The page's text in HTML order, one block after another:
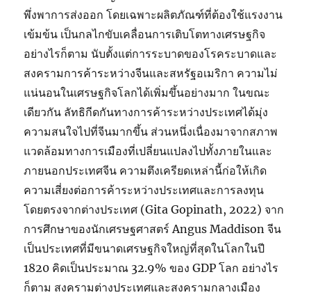
พึ่งพาการส่งออก โดยเฉพาะผลิตภัณฑ์ที่ต้องใช้แรงงาน
เข้มข้น เป็นกลไกขับเคลื่อนการเติบโตทางเศรษฐกิจ
อย่างไรก็ตาม นับตั้งแต่การระบาดของโรคระบาดและ
สงครามการค้าระหว่างจีนและสหรัฐอเมริกา ความไม่
แน่นอนในเศรษฐกิจโลกได้เพิ่มขึ้นอย่างมาก ในขณะ
เดียวกัน ลัทธิกีดกันทางการค้าระหว่างประเทศได้มุ่ง
ความสนใจไปที่จีนมากขึ้น ส่วนหนึ่งเนื่องมาจากสภาพ
แวดล้อมทางการเมืองที่เปลี่ยนแปลงไปทั้งภายในและ
ภายนอกประเทศจีน ความตึงเครียดเหล่านี้ก่อให้เกิด
ความเสี่ยงต่อการค้าระหว่างประเทศและการลงทุน
โดยตรงจากต่างประเทศ (Gita Gopinath, 2022) จาก
การศึกษาของนักเศรษฐศาสตร์ Angus Maddison จีน
เป็นประเทศที่มีขนาดเศรษฐกิจใหญ่ที่สุดในโลกในปี
1820 คิดเป็นประมาณ 32.9% ของ GDP โลก อย่างไร
ก็ตาม สงครามต่างประเทศและสงครามกลางเมือง